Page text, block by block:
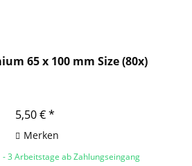
65 x 100 mm Size (80x)
5,50 € *
Merken
- 3 Arbeitstage ab Zahlungseingang